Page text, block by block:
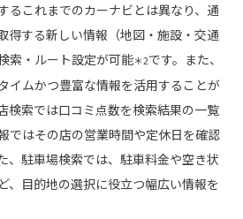
るこれまでのカーナビとは異なり、通
得する新しい情報（地図・施設・交通
索・ルート設定が可能＊2です。また、
イムかつ豊富な情報を活用することが
検索では口コミ点数を検索結果の一覧
ではその店の営業時間や定休日を確認
、駐車場検索では、駐車料金や空き状
、目的地の選択に役立つ幅広い情報を